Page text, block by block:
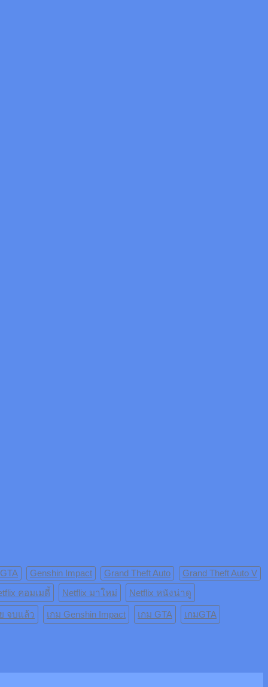
Genshin Impact Grand Theft Auto
Grand Theft Auto V
คอมเมดี้ Netflix มาใหม่ Netflix หนังน่าดู
จบแล้ว เกม Genshin Impact เกม GTA เกมGTA